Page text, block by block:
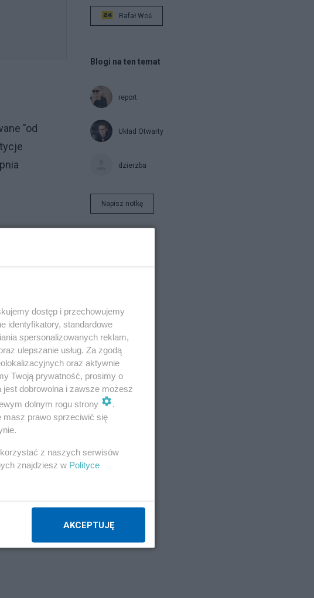
"od
w
instalacji
Rafał Woś
Blogi na ten temat
report
Układ Otwarty
dzierzba
Napisz notkę
dostęp i przechowujemy
identyfikatory, standardowe
spersonalizowanych reklam,
ulepszanie usług. Za zgodą
oraz aktywnie
Twoją prywatność, prosimy o
jest dobrowolna i zawsze możesz
dolnym rogu strony
.
masz prawo sprzeciwić się
z naszych serwisów
znajdziesz w Polityce
AKCEPTUJĘ